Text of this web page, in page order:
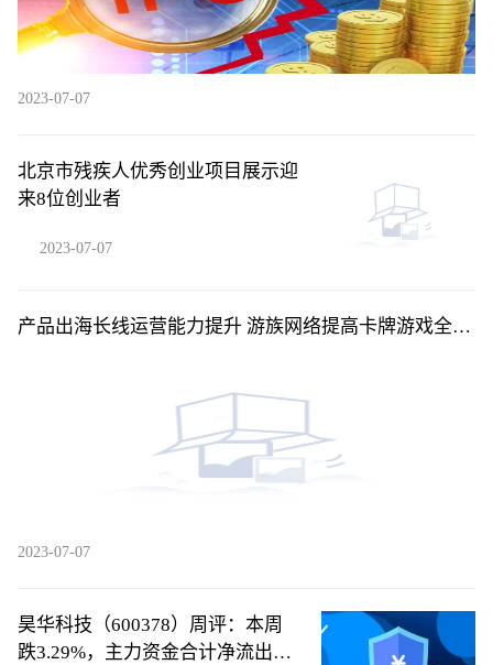
2023-07-07
北京市残疾人优秀创业项目展示迎
来8位创业者
2023-07-07
产品出海长线运营能力提升 游族网络提高卡牌游戏全球
2023-07-07
昊华科技（600378）周评：本周
跌3.29%，主力资金合计净流出